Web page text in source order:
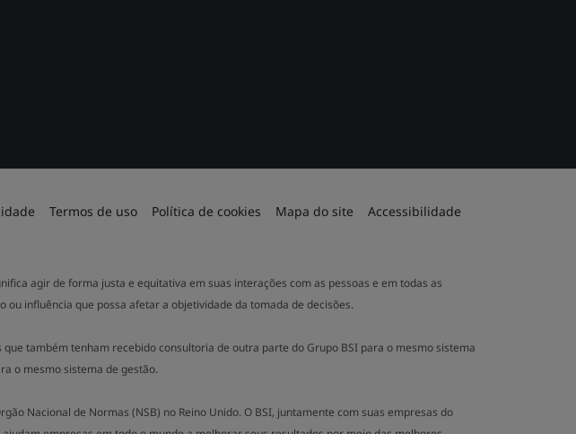
Termos de uso Política de cookies Mapa do site Accessibilidade
agir de forma justa e equitativa em suas interações com as pessoas e em todas as
influência que possa afetar a objetividade da tomada de decisões.
também tenham recebido consultoria de outra parte do Grupo BSI para o mesmo sistema
o mesmo sistema de gestão.
Nacional de Normas (NSB) no Reino Unido. O BSI, juntamente com suas empresas do